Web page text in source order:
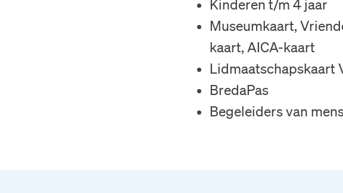
Kinderen t/m 4 jaar
Museumkaart,
kaart, AICA-kaart
Lidmaatschapskaart
BredaPas
Begeleiders van